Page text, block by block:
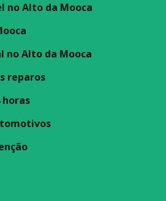
no Alto da Mooca
Alto da Mooca
reparos